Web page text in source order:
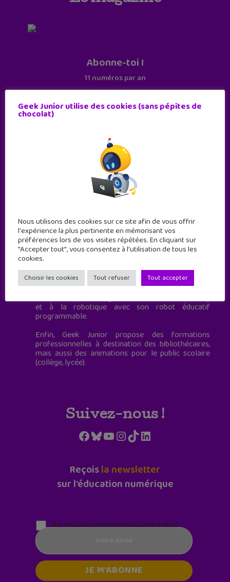
Abonne-toi !
11 numéros par an
JE M'ABONNE !
Geek Junior est le premier site de culture numérique
à destination des adolescents.
mensuel qui s’adresse directement aux ados pour
les aider à mieux maîtriser leur vie numérique.
Ce magazine de 32 pages, diffusé par abonnement, a
pour objectif de développer la culture numérique
des 10-15 ans avec une approche pratique des
outils.
et à la robotique avec son robot éducatif
programmable.
Enfin, Geek Junior propose des formations
professionnelles à destination des bibliothécaires,
mais aussi des animations pour le public scolaire
(collège, lycée).
Suivez-nous !
Facebook
Bluesky
YouTube
Instagram
TikTokLinkedIn
Reçoisla newsletter
sur l'éducation numérique
Parentalité numérique (le lundi matin)
Geek Junior utilise des cookies (sans pépites de
chocolat)
Nous utilisons des cookies sur ce site afin de vous offrir
l'expérience la plus pertinente en mémorisant vos
préférences lors de vos visites répétées. En cliquant sur
"Accepter tout", vous consentez à l'utilisation de tous les
cookies.
Choisir les cookies Tout refuser Tout accepter